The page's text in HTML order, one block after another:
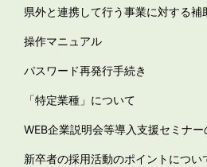
県外と連携して行う事業に対する補
操作マニュアル
パスワード再発行手続き
「特定業種」について
WEB企業説明会等導入支援セミナー
新卒者の採用活動のポイントについ